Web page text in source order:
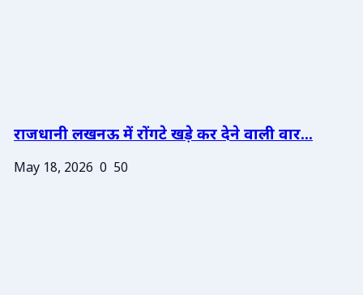
राजधानी लखनऊ में रोंगटे खड़े कर देने वाली वार...
May 18, 2026 0 50